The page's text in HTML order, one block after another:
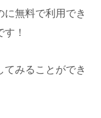
無料で利用でき
！
みることができ